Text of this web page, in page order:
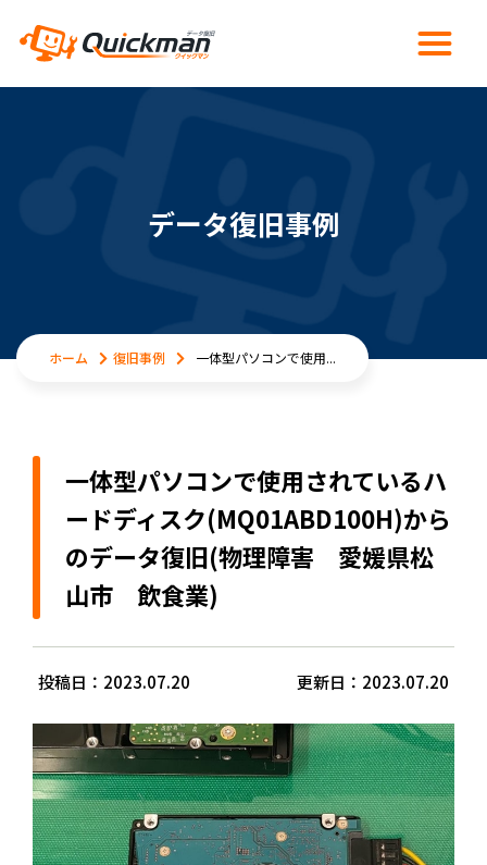
データ復旧事例
ホーム 復旧事例 一体型パソコンで使用...
一体型パソコンで使用されているハ
ードディスク(MQ01ABD100H)から
のデータ復旧(物理障害 愛媛県松
山市 飲食業)
投稿日：2023.07.20 更新日：2023.07.20